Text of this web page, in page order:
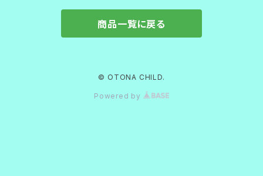
商品一覧に戻る
© OTONA CHILD.
Powered by